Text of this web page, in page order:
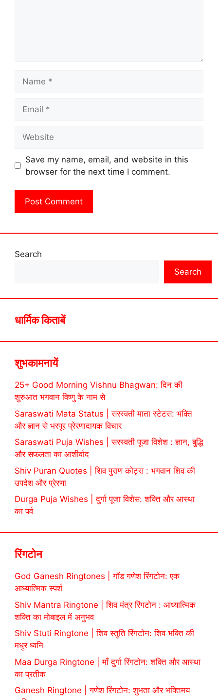
Save my name, email, and website in this
browser for the next time I comment.
Search
Search
धार्मिक किताबें
शुभकामनायें
25+ Good Morning Vishnu Bhagwan: दिन की
शुरुआत भगवान विष्णु के नाम से
Saraswati Mata Status | सरस्वती माता स्टेटस: भक्ति
और ज्ञान से भरपूर प्रेरणादायक विचार
Saraswati Puja Wishes | सरस्वती पूजा विशेश : ज्ञान, बुद्धि
और सफलता का आशीर्वाद
Shiv Puran Quotes | शिव पुराण कोट्स : भगवान शिव की
उपदेश और प्रेरणा
Durga Puja Wishes | दुर्गा पूजा विशेस: शक्ति और आस्था
का पर्व
रिंगटोन
God Ganesh Ringtones | गॉड गणेश रिंगटोन: एक
आध्यात्मिक स्पर्श
Shiv Mantra Ringtone | शिव मंत्र रिंगटोन : आध्यात्मिक
शक्ति का मोबाइल में अनुभव
Shiv Stuti Ringtone | शिव स्तुति रिंगटोन: शिव भक्ति की
मधुर ध्वनि
Maa Durga Ringtone | माँ दुर्गा रिंगटोन: शक्ति और आस्था
का प्रतीक
Ganesh Ringtone | गणेश रिंगटोन: शुभता और भक्तिमय